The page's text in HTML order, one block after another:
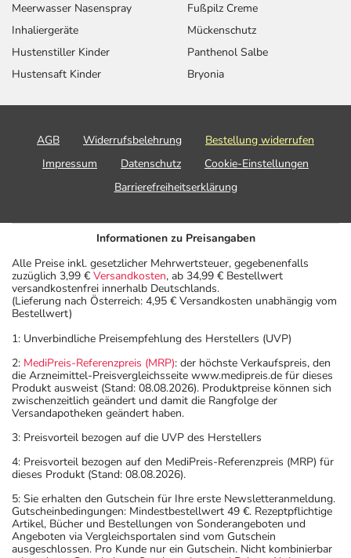
Meerwasser Nasenspray
Inhaliergeräte
Hustenstiller Kinder
Hustensaft Kinder
Fußpilz Creme
Mückenschutz
Panthenol Salbe
Bryonia
AGB Widerrufsbelehrung
Bestellung widerrufen
Impressum
Datenschutz
Cookie-Einstellungen
Barrierefreiheitserklärung
Informationen zu Preisangaben
Alle Preise inkl. gesetzlicher Mehrwertsteuer, gegebenenfalls
zuzüglich 3,99 € Versandkosten, ab 34,99 € Bestellwert
versandkostenfrei innerhalb Deutschlands.
(Lieferung nach Österreich: 4,95 € Versandkosten unabhängig vom
Bestellwert)
1: Unverbindliche Preisempfehlung des Herstellers (UVP)
2: MediPreis-Referenzpreis (MRP): der höchste Verkaufspreis, den
die Arzneimittel-Preisvergleichsseite www.medipreis.de für dieses
Produkt ausweist (Stand: 08.08.2026). Produktpreise können sich
zwischenzeitlich geändert und damit die Rangfolge der
Versandapotheken geändert haben.
3: Preisvorteil bezogen auf die UVP des Herstellers
4: Preisvorteil bezogen auf den MediPreis-Referenzpreis (MRP) für
dieses Produkt (Stand: 08.08.2026).
5: Sie erhalten den Gutschein für Ihre erste Newsletteranmeldung.
Gutscheinbedingungen: Mindestbestellwert 49 €. Rezeptpflichtige
Artikel, Bücher und Bestellungen von Sonderangeboten und
Angeboten via Vergleichsportalen sind vom Gutschein
ausgeschlossen. Pro Kunde nur ein Gutschein. Nicht kombinierbar